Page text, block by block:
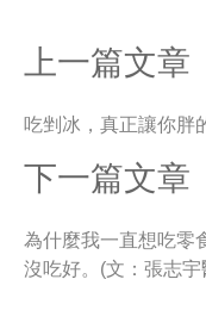
上一篇文章
吃剉冰，真正讓你胖
下一篇文章
為什麼我一直想吃零
沒吃好。(文：張志宇